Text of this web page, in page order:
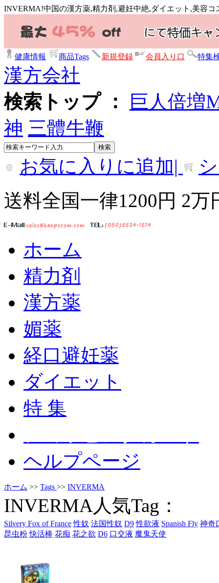
INVERMA!中国の漢方薬,精力剤,避妊中絶,ダイエット,美容
健康情報 商品Tags 新規登録 会員入り口 特集
漢方会社
検索トップ ：
巨人倍増
神 三體牛鞭
お気に入りに追加|
送料全国一律1200円 2
ホーム
精力剤
漢方薬
媚薬
経口避妊薬
ダイエット
特 集
ヘルプページ
ホーム >> Tags >> INVERMA
INVERMA人気Tag：
Silvery Fox of France 性奴 法国性奴 D9 性欲液 Spanish Fly 神奇
昆虫粉 快活棒 花痴 花之欲 D6 口交液 魔鬼天使